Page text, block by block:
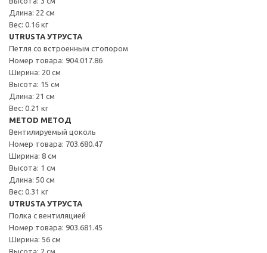
Длина: 22 см
Вес: 0.16 кг
UTRUSTA УТРУСТА
Петля со встроенным стопором
Номер товара: 904.017.86
Ширина: 20 см
Высота: 15 см
Длина: 21 см
Вес: 0.21 кг
METOD МЕТОД
Вентилируемый цоколь
Номер товара: 703.680.47
Ширина: 8 см
Высота: 1 см
Длина: 50 см
Вес: 0.31 кг
UTRUSTA УТРУСТА
Полка с вентиляцией
Номер товара: 903.681.45
Ширина: 56 см
Высота: 2 см